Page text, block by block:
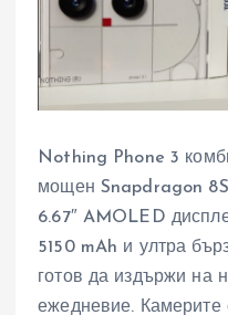
Nothing Phone 3
мощен Snapdragon
6.67″ AMOLED
5150 mAh и ултра
готов да издържи на
ежедневие. Камерите